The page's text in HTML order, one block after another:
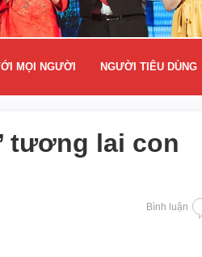
MỌI NGƯỜI NGƯỜI TIÊU DÙNG
tương lai con
Bình luận